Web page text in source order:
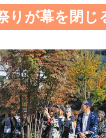
が幕を閉じ